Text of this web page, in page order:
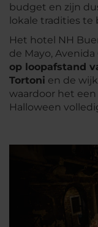
budget en zijn
lokale tradities te
Het hotel NH
de Mayo,
op loopafstand
Tortoni en de
waardoor het
Halloween